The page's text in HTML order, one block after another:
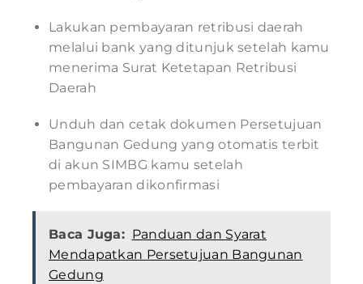
Lakukan pembayaran retribusi daerah
melalui bank yang ditunjuk setelah kamu
menerima Surat Ketetapan Retribusi
Daerah
Unduh dan cetak dokumen Persetujuan
Bangunan Gedung yang otomatis terbit
di akun SIMBG kamu setelah
pembayaran dikonfirmasi
Baca Juga: Panduan dan Syarat
Mendapatkan Persetujuan Bangunan
Gedung